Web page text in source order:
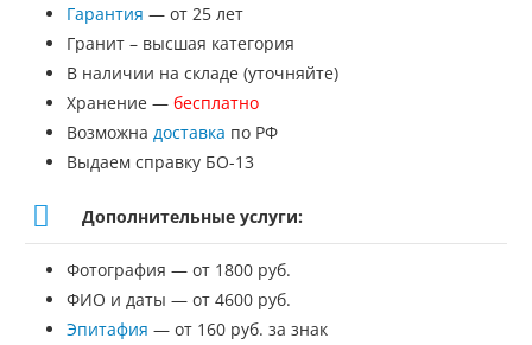
Гарантия — от 25 лет
Гранит – высшая категория
В наличии на складе (уточняйте)
Хранение — бесплатно
Возможна доставка по РФ
Выдаем справку БО-13
Дополнительные услуги:
Фотография — от 1800 руб.
ФИО и даты — от 4600 руб.
Эпитафия — от 160 руб. за знак